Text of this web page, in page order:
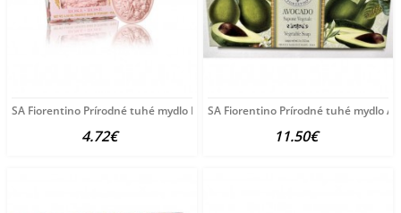
SA Fiorentino Prírodné tuhé mydlo Ruža 125 g
4.72€
SA Fiorentino Prírodné tuhé mydlo
11.50€